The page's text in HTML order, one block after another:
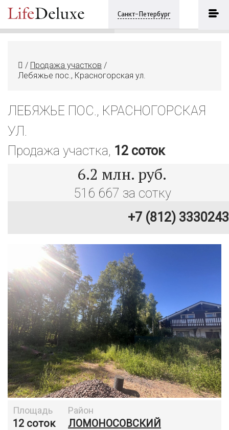
Санкт-Петербург
/ Продажа участков /
Лебяжье пос., Красногорская ул.
ЛЕБЯЖЬЕ ПОС., КРАСНОГОРСКАЯ
УЛ.
Продажа участка, 12 соток
6.2 млн. руб.
516 667 за сотку
+7 (812) 3330243
Площадь
12 соток
Район
ЛОМОНОСОВСКИЙ
Лебяжье пос., Красногорская ул.
+7 (812) 3330243 ПОЗВОНИТЬ